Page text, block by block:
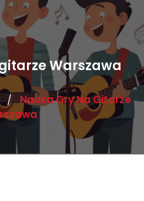
Warszawa
/ Nauka Gry Na Gitarze